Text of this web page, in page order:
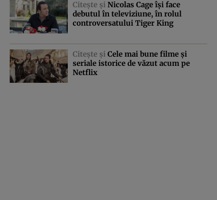
Citeşte şi Nicolas Cage îşi face
debutul în televiziune, în rolul
controversatului Tiger King
Citeşte şi Cele mai bune filme şi
seriale istorice de văzut acum pe
Netflix